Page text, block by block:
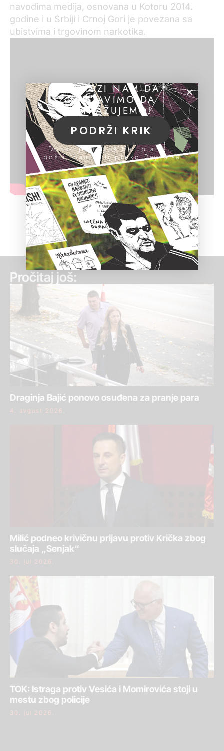
navodima medija, osnovana u Kotoru 2014.
godine i u Srbiji i Crnoj Gori je povezana sa
ubistvima i trgovinom narkotika.
Pročitaj još:
Draginja Bajić ponovo osuđena za pranje para
4. avgust 2026.
Milić podneo krivičnu prijavu protiv Krička zbog
slučaja „Senjak“
30. jul 2026.
TOK: Istraga protiv Vesića i Momirovića stoji u
mestu zbog policije
30. jul 2026.
POMOZI NAM DA
NASTAVIMO DA
ISTRAŽUJEMO!
PODRŽI KRIK
Donacije možeš da uplatiš u
pošti, banci ili preko PayPal-a